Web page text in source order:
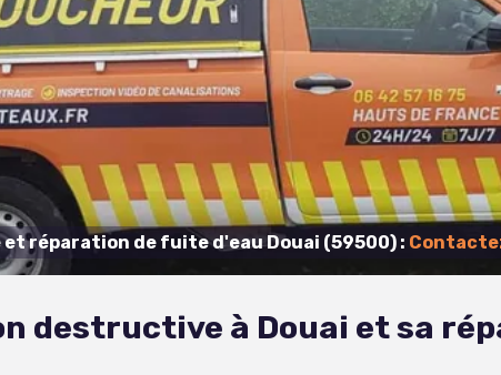
réparation de fuite d'eau Douai (59500) :
destructive à Douai et sa